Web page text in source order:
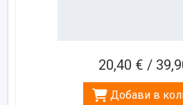
20,40 € /
Добави в